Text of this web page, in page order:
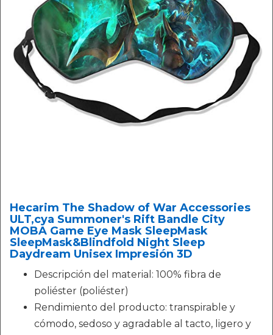
Hecarim The Shadow of War Accessories
ULT,cya Summoner's Rift Bandle City
MOBA Game Eye Mask SleepMask
SleepMask&Blindfold Night Sleep
Daydream Unisex Impresión 3D
Descripción del material: 100% fibra de
poliéster (poliéster)
Rendimiento del producto: transpirable y
cómodo, sedoso y agradable al tacto, ligero y